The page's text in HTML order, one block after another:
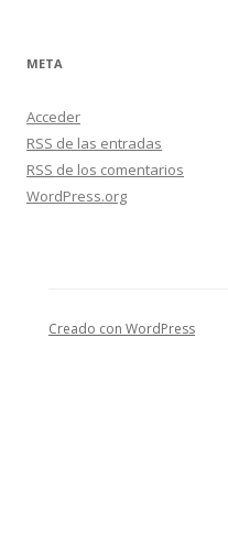
META
Acceder
RSS de las entradas
RSS de los comentarios
WordPress.org
Creado con WordPress